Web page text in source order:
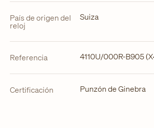
País de origen del
reloj
Suiza
Referencia 4110U/000R-B905
Certificación Punzón de Ginebra